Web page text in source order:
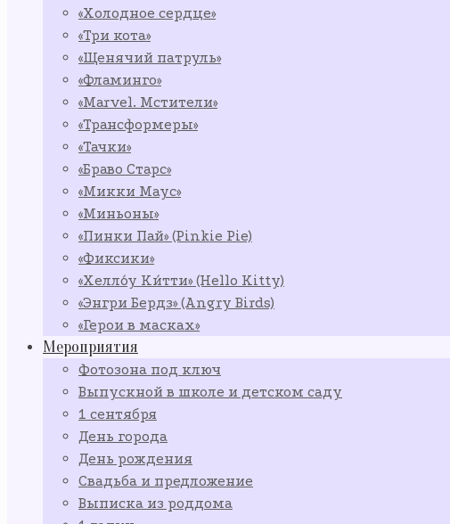
«Холодное сердце»
«Три кота»
«Щенячий патруль»
«Фламинго»
«Marvel. Мстители»
«Трансформеры»
«Тачки»
«Браво Старс»
«Микки Маус»
«Миньоны»
«Пинки Пай» (Pinkie Pie)
«Фиксики»
«Хелло́у Ки́тти» (Hello Kitty)
«Энгри Бердз» (Angry Birds)
«Герои в масках»
Мероприятия
Фотозона под ключ
Выпускной в школе и детском саду
1 сентября
День города
День рождения
Свадьба и предложение
Выписка из роддома